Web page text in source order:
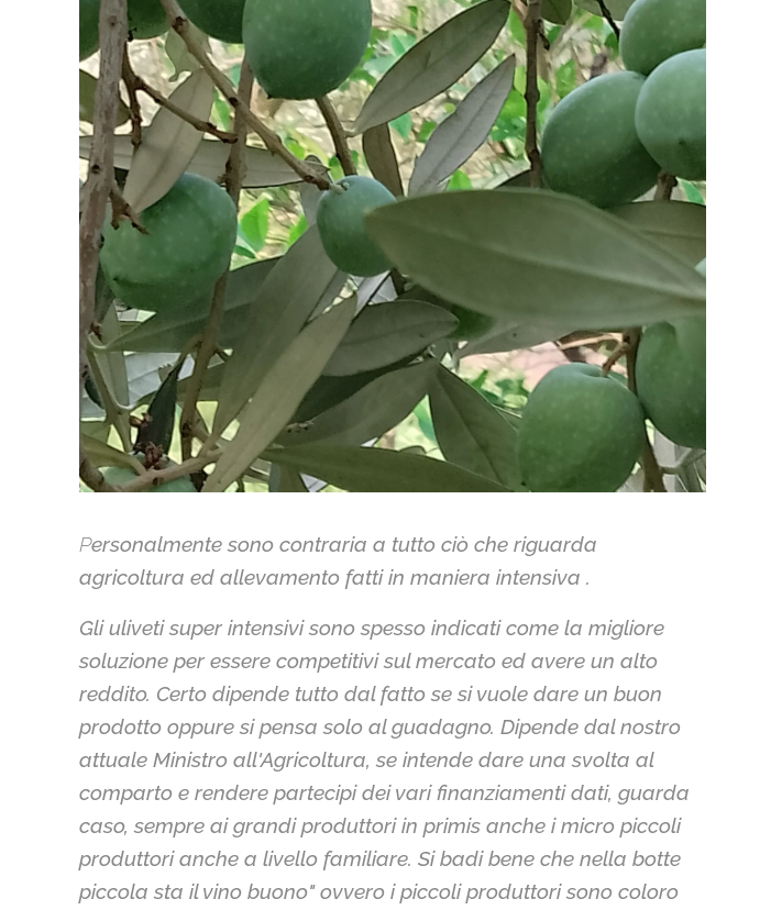
Personalmente sono contraria a tutto ciò che riguarda
agricoltura ed allevamento fatti in maniera intensiva .
Gli uliveti super intensivi sono spesso indicati come la migliore
soluzione per essere competitivi sul mercato ed avere un alto
reddito. Certo dipende tutto dal fatto se si vuole dare un buon
prodotto oppure si pensa solo al guadagno. Dipende dal nostro
attuale Ministro all'Agricoltura, se intende dare una svolta al
comparto e rendere partecipi dei vari finanziamenti dati, guarda
caso, sempre ai grandi produttori in primis anche i micro piccoli
produttori anche a livello familiare. Si badi bene che nella botte
piccola sta il vino buono" ovvero i piccoli produttori sono coloro